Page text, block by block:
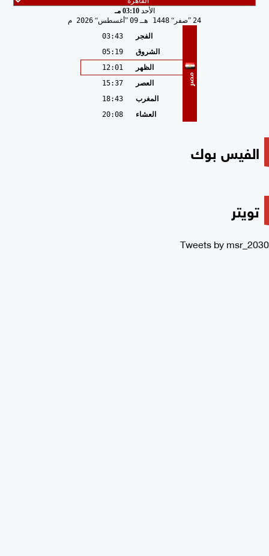
الأحد03:10 مـ
24 صفر 1448 هـ 09 أغسطس 2026 م
مصر
الفجر
03:43
الشروق
05:19
الظهر
12:01
العصر
15:37
المغرب
18:43
العشاء
20:08
الفيس بوك
تويتر
Tweets by msr_2030